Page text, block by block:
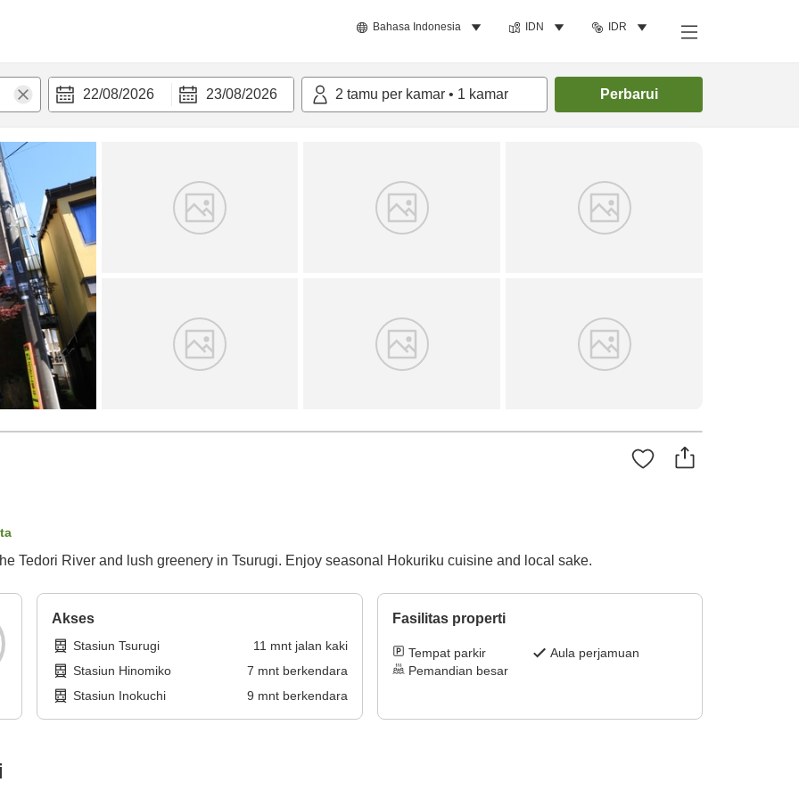
Bahasa Indonesia IDN IDR
22/08/2026 23/08/2026 2 tamu per kamar • 1 kamar Perbarui
Cari kamar
Tedori River and lush greenery in Tsurugi. Enjoy seasonal Hokuriku cuisine and local sake.
Akses
Stasiun Tsurugi 11 mnt jalan kaki
Stasiun Hinomiko
7 mnt berkendara
Stasiun Inokuchi
9 mnt berkendara
Fasilitas properti
Tempat parkir
Aula perjamuan
Pemandian besar